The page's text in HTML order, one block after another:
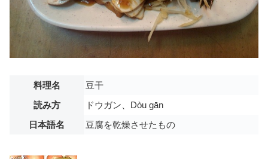
料理名
豆干
読み方
ドウガン、Dòu gān
日本語名
豆腐を乾燥させたもの